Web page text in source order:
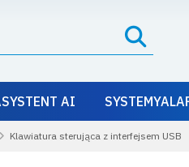
AI
Klawiatura sterująca z interfejsem USB